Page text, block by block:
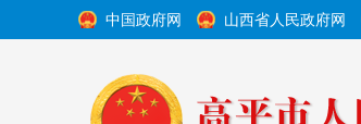
中国政府网 山西省人民政府网